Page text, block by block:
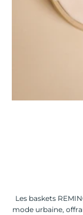
Les baskets
mode urbaine,